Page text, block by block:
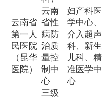
云南省
第一人
民医院
（昆华
医院）
云南
省性
病防
治质
量控
制中
心
妇产科医
学中心、
介入超声
科、新生
儿科、精
准医学中
心
三级